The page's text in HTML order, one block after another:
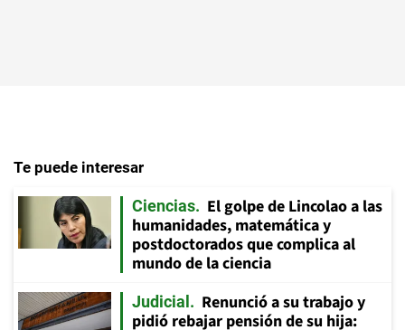
Te puede interesar
Ciencias
El golpe de Lincolao a las
humanidades, matemática y
postdoctorados que complica al
mundo de la ciencia
Judicial
Renunció a su trabajo y
pidió rebajar pensión de su hija: